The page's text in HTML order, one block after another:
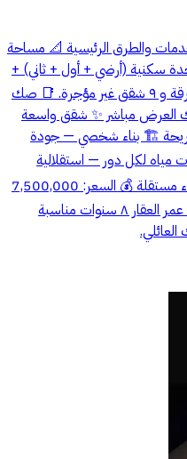
والطرق الرئيسية 📐 مساحة
: 900 م² 🏠 المكوّنات: 11 وحدة سكنية (أرضي + أول + ثاني) +
ملاحق علوية ٣ شقق مؤجرة عقود متفرقة و ٩ شقق غير مؤجرة. 📑 صك
العرض مباشر ✨ شقق واسعة
🏗️ بناء شخصي — جودة
🛗 يوجد مصعد 💧 4 عدادات مياه لكل دور — استقلالية
كاملة للوحدات 🅿️ مواقف + غرفة كهرباء مستقلة 💰 السعر: 7,500,000
ريال (على الشور) 🔹 البيع كامل للعمارة عمر العقار ٨ سنوات مناسبة